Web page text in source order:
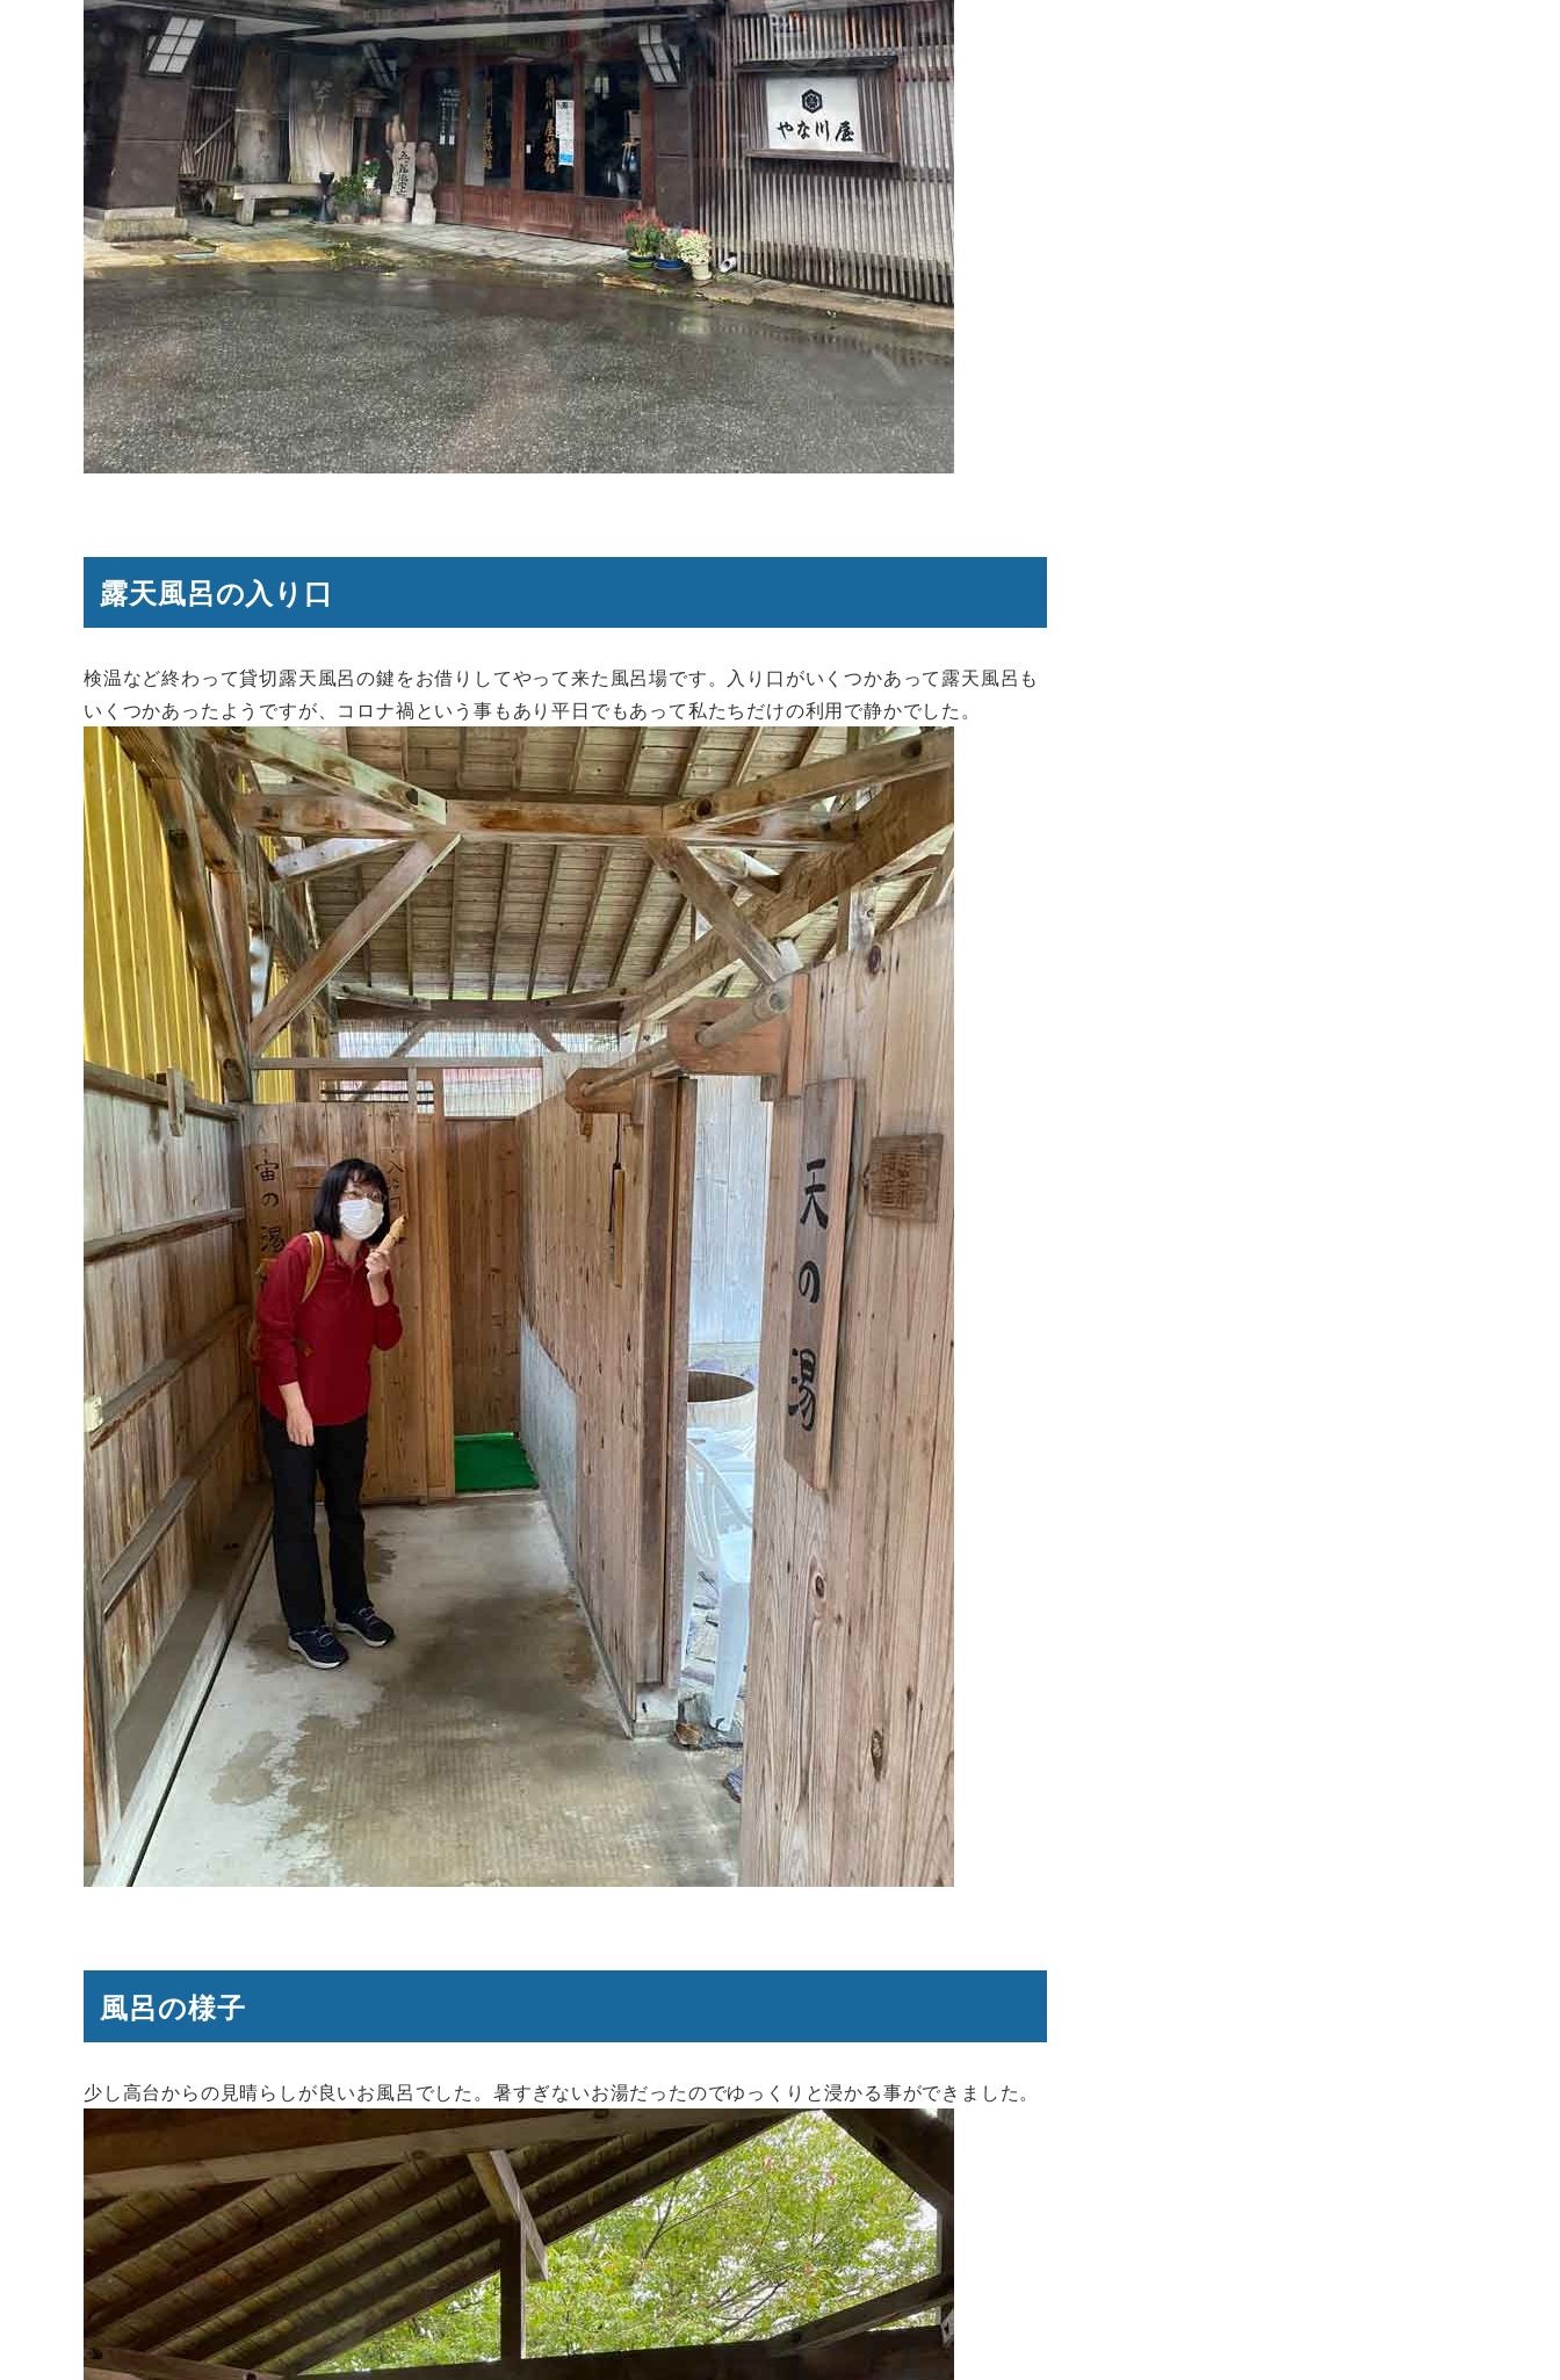
露天風呂の入り口
検温など終わって貸切露天風呂の鍵をお借りしてやって来た風呂場です。入り口がいくつかあって露天風呂も
いくつかあったようですが、コロナ禍という事もあり平日でもあって私たちだけの利用で静かでした。
風呂の様子
少し高台からの見晴らしが良いお風呂でした。暑すぎないお湯だったのでゆっくりと浸かる事ができました。